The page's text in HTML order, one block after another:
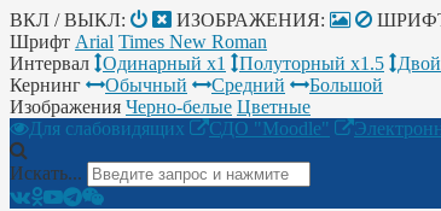
ВКЛ / ВЫКЛ: ИЗОБРАЖЕНИЯ:
Шрифт Arial Times New Roman
Интервал
Одинарный х1 Полуторный х1.5
Кернинг
Обычный Средний
Большой
Изображения Черно-белые Цветные
Для слабовидящих
СДО "Moodle"
Искать...